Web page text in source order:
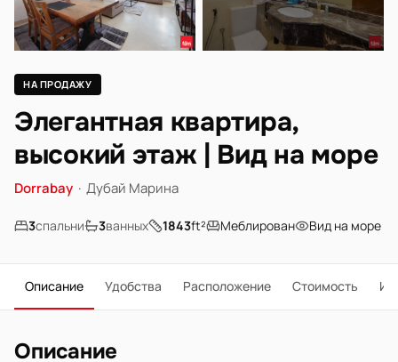
НА ПРОДАЖУ
Элегантная квартира,
высокий этаж | Вид на море
Dorrabay · Дубай Марина
3спальни 3ванных 1843ft² Меблирован Вид на море
Описание Удобства Расположение Стоимость
Описание